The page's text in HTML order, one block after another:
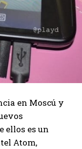
en Moscú y
ellos es un
Atom,